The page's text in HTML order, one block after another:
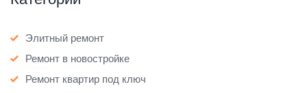
Элитный ремонт
Ремонт в новостройке
Ремонт квартир под ключ